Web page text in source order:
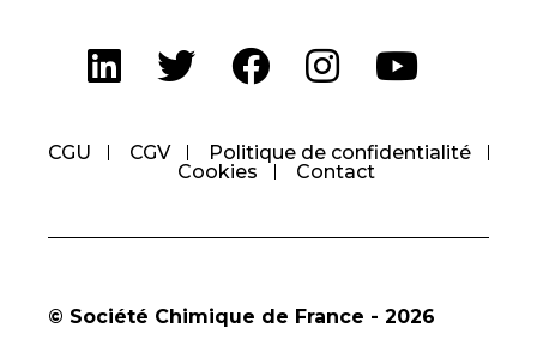
CGU CGV
Politique de confidentialité
Cookies
Contact
© Société Chimique de France - 2026